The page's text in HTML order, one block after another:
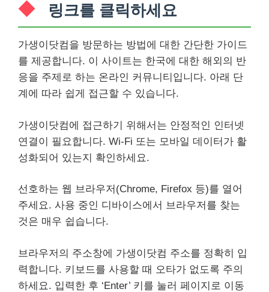
링크를 클릭하세요
가생이닷컴을 방문하는 방법에 대한 간단한 가이드
를 제공합니다. 이 사이트는 한국에 대한 해외의 반
응을 주제로 하는 온라인 커뮤니티입니다. 아래 단
계에 따라 쉽게 접근할 수 있습니다.
가생이닷컴에 접근하기 위해서는 안정적인 인터넷
연결이 필요합니다. Wi-Fi 또는 모바일 데이터가 활
성화되어 있는지 확인하세요.
선호하는 웹 브라우저(Chrome, Firefox 등)를 열어
주세요. 사용 중인 디바이스에서 브라우저를 찾는
것은 매우 쉽습니다.
브라우저의 주소창에 가생이닷컴 주소를 정확히 입
력합니다. 키보드를 사용할 때 오타가 없도록 주의
하세요. 입력한 후 ‘Enter’ 키를 눌러 페이지로 이동